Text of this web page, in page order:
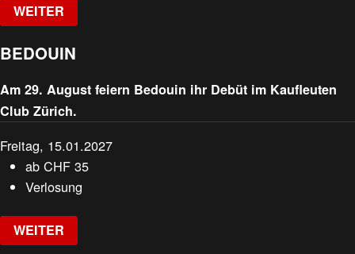
WEITER
BEDOUIN
Am 29. August feiern Bedouin ihr Debüt im Kaufleuten
Club Zürich.
Freitag, 15.01.2027
abCHF 35
Verlosung
WEITER